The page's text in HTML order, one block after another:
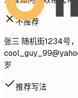
不推荐
张三 随机街1234号
岁
推荐写法